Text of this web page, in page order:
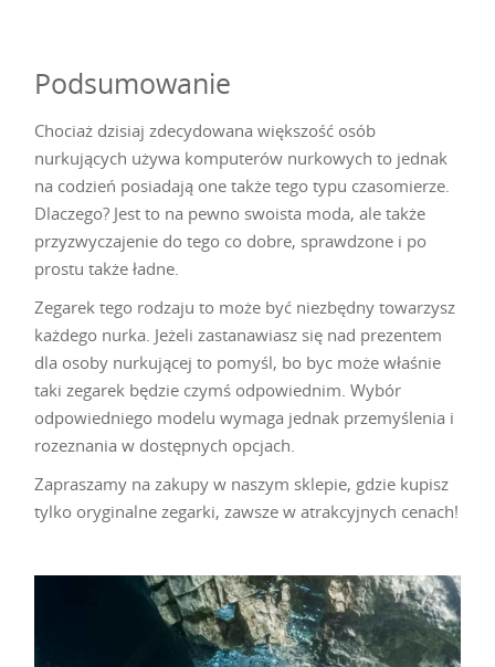
Podsumowanie
Chociaż dzisiaj zdecydowana większość osób
nurkujących używa komputerów nurkowych to jednak
na codzień posiadają one także tego typu czasomierze.
Dlaczego? Jest to na pewno swoista moda, ale także
przyzwyczajenie do tego co dobre, sprawdzone i po
prostu także ładne.
Zegarek tego rodzaju to może być niezbędny towarzysz
każdego nurka. Jeżeli zastanawiasz się nad prezentem
dla osoby nurkującej to pomyśl, bo byc może właśnie
taki zegarek będzie czymś odpowiednim. Wybór
odpowiedniego modelu wymaga jednak przemyślenia i
rozeznania w dostępnych opcjach.
Zapraszamy na zakupy w naszym sklepie, gdzie kupisz
tylko oryginalne zegarki, zawsze w atrakcyjnych cenach!